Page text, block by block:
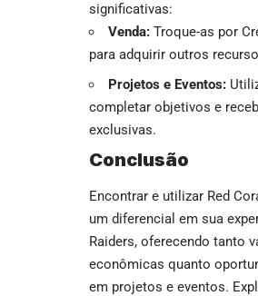
significativas:
Venda: Troque-as por
para adquirir outros
Projetos e Eventos:
completar objetivos e
exclusivas.
Conclusão
Encontrar e utilizar Red
um diferencial em sua
Raiders, oferecendo tanto
econômicas quanto
em projetos e eventos.